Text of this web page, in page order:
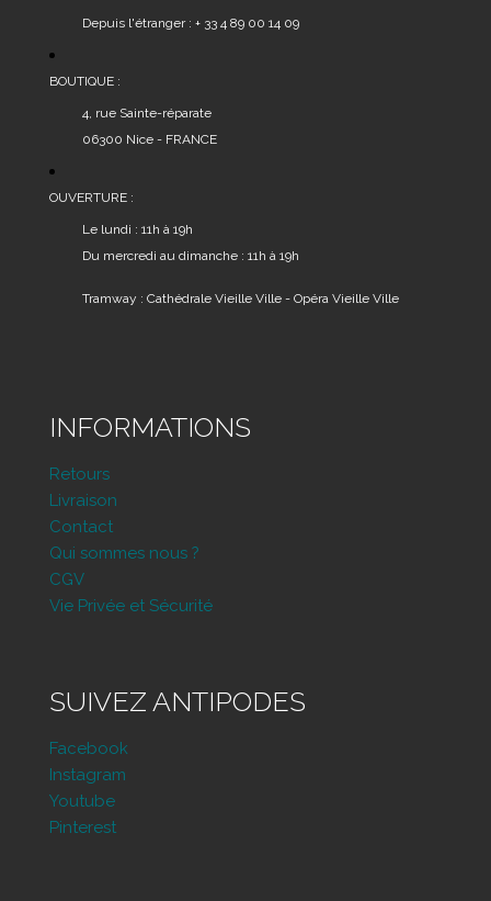
Depuis l'étranger : + 33 4 89 00 14 09
BOUTIQUE :
4, rue Sainte-réparate
06300 Nice - FRANCE
OUVERTURE :
Le lundi : 11h à 19h
Du mercredi au dimanche : 11h à 19h
Tramway : Cathédrale Vieille Ville - Opéra Vieille Ville
INFORMATIONS
Retours
Livraison
Contact
Qui sommes nous ?
CGV
Vie Privée et Sécurité
SUIVEZ ANTIPODES
Facebook
Instagram
Youtube
Pinterest